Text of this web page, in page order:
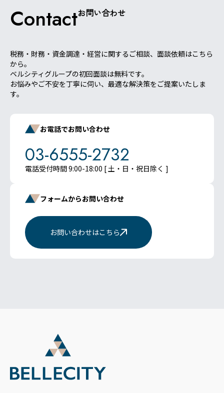
Contactお問い合わせ
税務・財務・資金調達・経営に関するご相談、面談依頼はこちら
から。
ベルシティグループの初回面談は無料です。
お悩みやご不安を丁寧に伺い、最適な解決策をご提案いたしま
す。
お電話でお問い合わせ
03-6555-2732
電話受付時間 9:00-18:00 [ 土・日・祝日除く ]
フォームからお問い合わせ
お問い合わせはこちら